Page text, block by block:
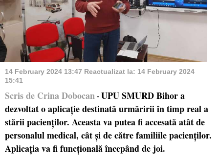
14 February 2024 13:47 Reactualizat la: 14 February 2024
15:41
Scris de Crina Dobocan - UPU SMURD Bihor a
dezvoltat o aplicație destinată urmăririi în timp real a
stării pacienților. Aceasta va putea fi accesată atât de
personalul medical, cât și de către familiile pacienților.
Aplicația va fi funcțională începând de joi.